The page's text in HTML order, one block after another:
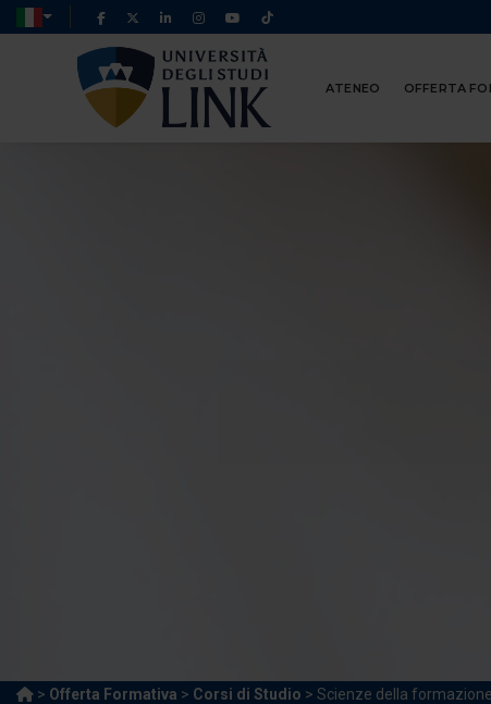
ATENEO OFFERTA
> Offerta Formativa > Corsi di Studio > Scienze della